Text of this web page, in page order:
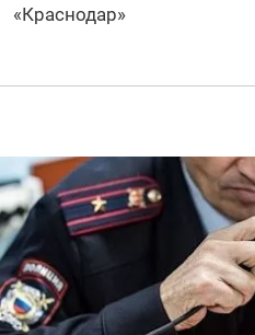
«Краснодар»